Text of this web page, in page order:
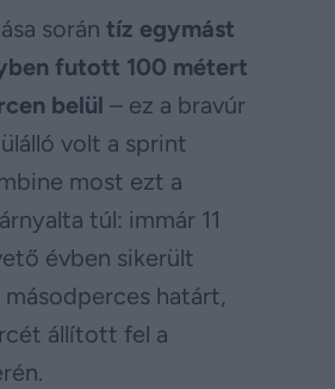
során tíz egymást
futott 100 métert
belül – ez a bravúr
volt a sprint
most ezt a
túl: immár 11
évben sikerült
határt,
állított fel a